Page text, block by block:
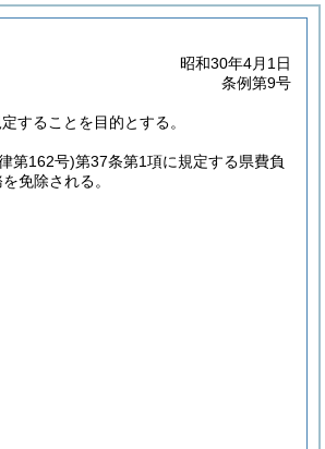
昭和30年4月1日
条例第9号
することを目的とする。
第162号)第37条第1項に規定する県費負
免除される。